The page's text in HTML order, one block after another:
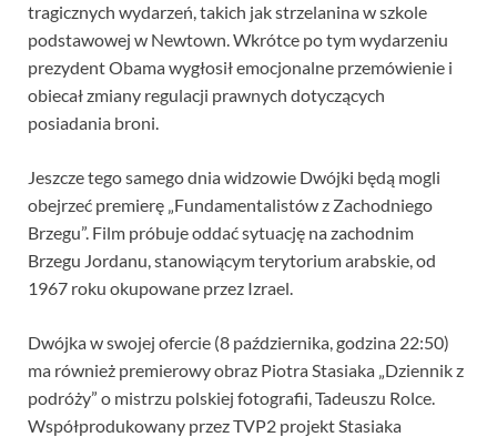
tragicznych wydarzeń, takich jak strzelanina w szkole
podstawowej w Newtown. Wkrótce po tym wydarzeniu
prezydent Obama wygłosił emocjonalne przemówienie i
obiecał zmiany regulacji prawnych dotyczących
posiadania broni.
Jeszcze tego samego dnia widzowie Dwójki będą mogli
obejrzeć premierę „Fundamentalistów z Zachodniego
Brzegu”. Film próbuje oddać sytuację na zachodnim
Brzegu Jordanu, stanowiącym terytorium arabskie, od
1967 roku okupowane przez Izrael.
Dwójka w swojej ofercie (8 października, godzina 22:50)
ma również premierowy obraz Piotra Stasiaka „Dziennik z
podróży” o mistrzu polskiej fotografii, Tadeuszu Rolce.
Współprodukowany przez TVP2 projekt Stasiaka